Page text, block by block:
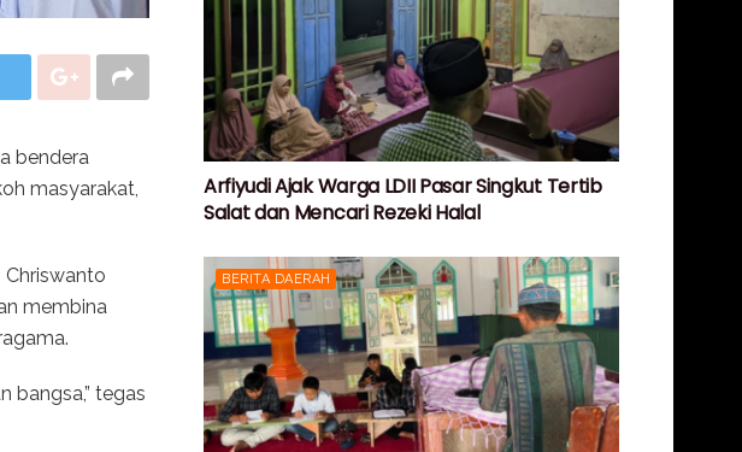
bendera
masyarakat,
Chriswanto
membina
bangsa,” tegas
Arfiyudi Ajak Warga LDII Pasar Singkut Tertib
Salat dan Mencari Rezeki Halal
BERITA DAERAH